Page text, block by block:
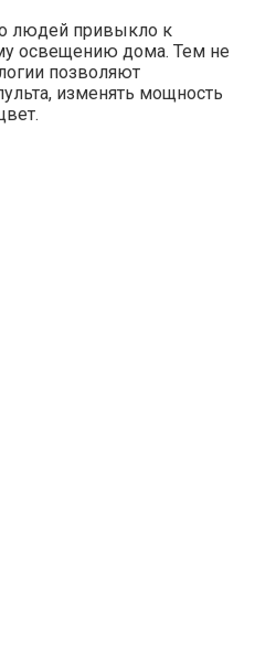
людей привыкло к
освещению дома. Тем не
позволяют
изменять мощность